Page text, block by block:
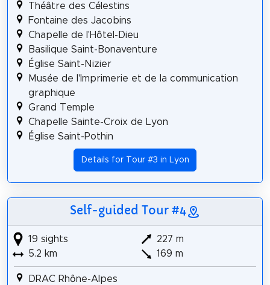
Théâtre des Célestins
Fontaine des Jacobins
Chapelle de l'Hôtel-Dieu
Basilique Saint-Bonaventure
Église Saint-Nizier
Musée de l'Imprimerie et de la communication
graphique
Grand Temple
Chapelle Sainte-Croix de Lyon
Église Saint-Pothin
Details for Tour #3 in Lyon
Self-guided Tour #4
19 sights
5.2 km
227 m
169 m
DRAC Rhône-Alpes